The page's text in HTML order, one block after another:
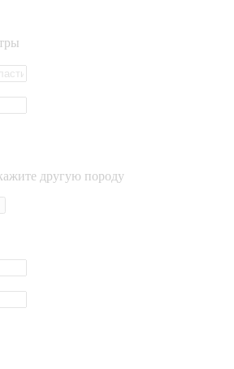
другую породу